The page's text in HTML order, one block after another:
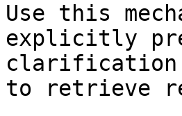
Use this
explicitly
clarification